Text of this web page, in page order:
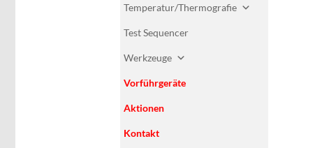
Temperatur/Thermografie
Test Sequencer
Werkzeuge
Vorführgeräte
Aktionen
Kontakt